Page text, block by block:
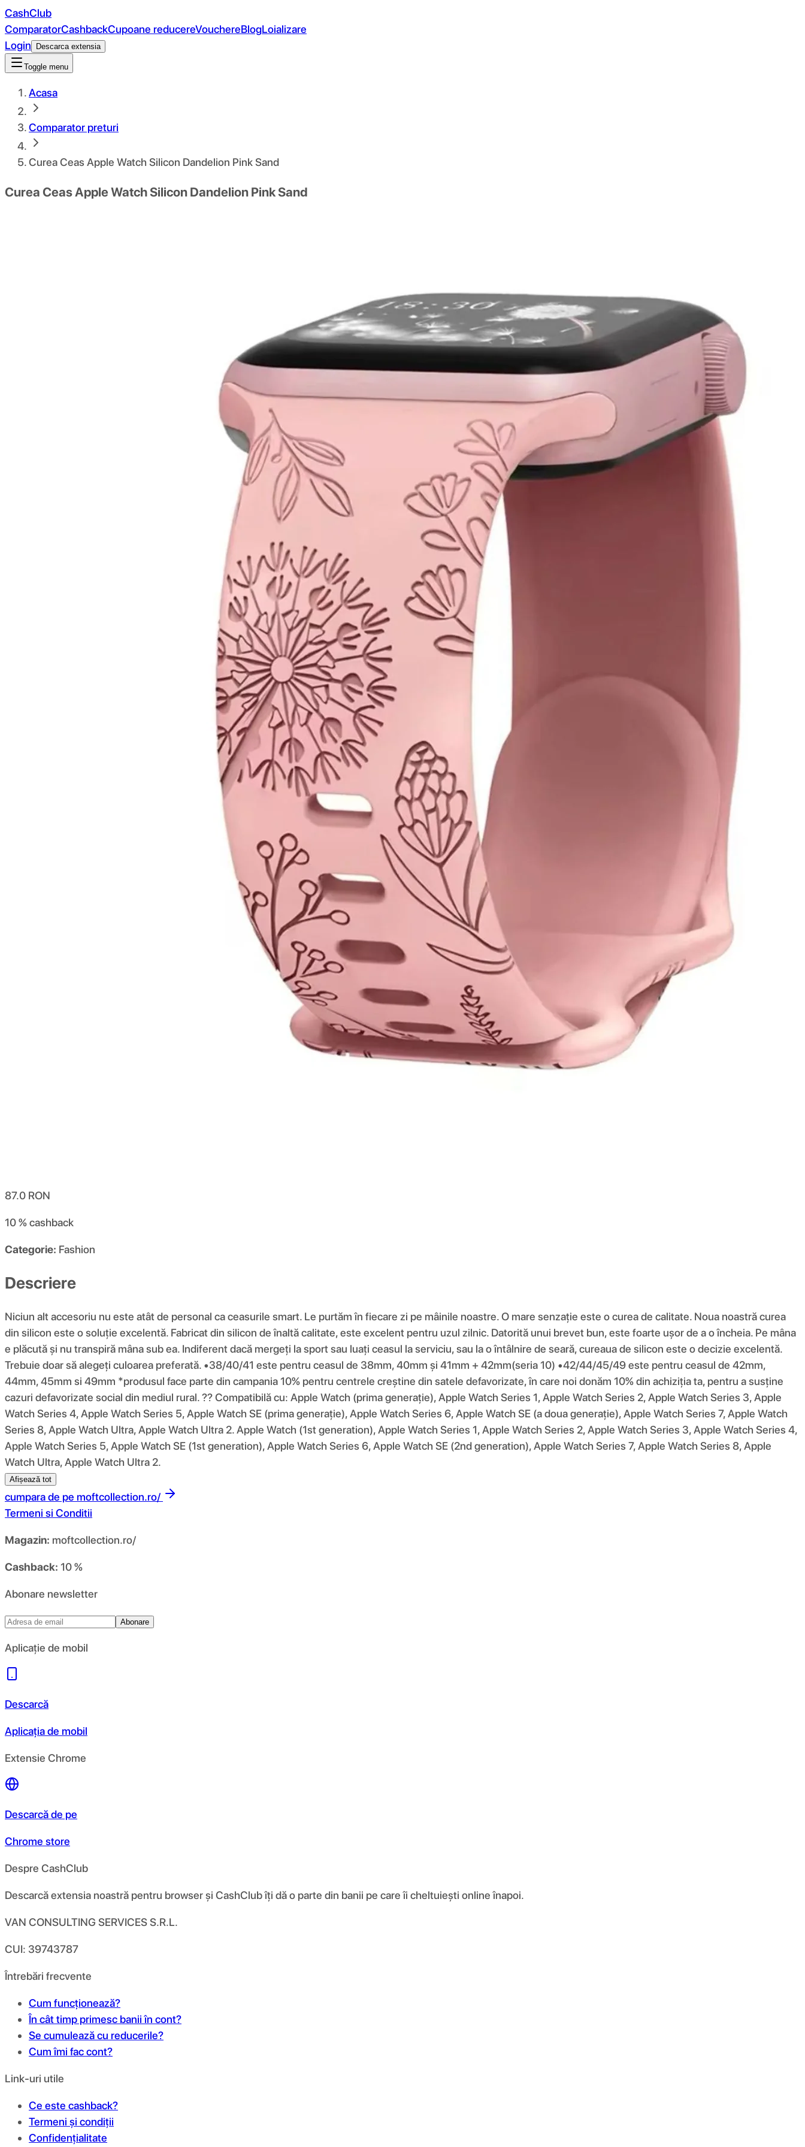
CashClub
ComparatorCashbackCupoane reducereVouchereBlogLoializare
Login
Descarca extensia
Toggle menu
Acasa
Comparator preturi
Curea Ceas Apple Watch Silicon Dandelion Pink Sand
Curea Ceas Apple Watch Silicon Dandelion Pink Sand
87.0 RON
10 %cashback
Categorie: Fashion
Descriere
Niciun alt accesoriu nu este atât de personal ca ceasurile smart. Le purtăm în fiecare zi pe mâinile noastre. O mare senzație este o curea de calitate. Noua noastră curea
din silicon este o soluție excelentă. Fabricat din silicon de înaltă calitate, este excelent pentru uzul zilnic. Datorită unui brevet bun, este foarte ușor de a o încheia. Pe mâna
e plăcută și nu transpiră mâna sub ea. Indiferent dacă mergeți la sport sau luați ceasul la serviciu, sau la o întâlnire de seară, cureaua de silicon este o decizie excelentă.
Trebuie doar să alegeți culoarea preferată. •38/40/41 este pentru ceasul de 38mm, 40mm și 41mm + 42mm(seria 10) •42/44/45/49 este pentru ceasul de 42mm,
44mm, 45mm si 49mm *produsul face parte din campania 10% pentru centrele creștine din satele defavorizate, în care noi donăm 10% din achiziția ta, pentru a susține
cazuri defavorizate social din mediul rural. ?? Compatibilă cu: Apple Watch (prima generație), Apple Watch Series 1, Apple Watch Series 2, Apple Watch Series 3, Apple
Watch Series 4, Apple Watch Series 5, Apple Watch SE (prima generație), Apple Watch Series 6, Apple Watch SE (a doua generație), Apple Watch Series 7, Apple Watch
Series 8, Apple Watch Ultra, Apple Watch Ultra 2. Apple Watch (1st generation), Apple Watch Series 1, Apple Watch Series 2, Apple Watch Series 3, Apple Watch Series 4,
Apple Watch Series 5, Apple Watch SE (1st generation), Apple Watch Series 6, Apple Watch SE (2nd generation), Apple Watch Series 7, Apple Watch Series 8, Apple
Watch Ultra, Apple Watch Ultra 2.
Afișează tot
cumpara de pe moftcollection.ro/
Termeni si Conditii
Magazin: moftcollection.ro/
Cashback: 10 %
Abonare newsletter
Abonare
Aplicație de mobil
Descarcă
Aplicația de mobil
Extensie Chrome
Descarcă de pe
Chrome store
Despre CashClub
Descarcă extensia noastră pentru browser și CashClub îți dă o parte din banii pe care îi cheltuiești online înapoi.
VAN CONSULTING SERVICES S.R.L.
CUI: 39743787
Întrebări frecvente
Cum funcționează?
În cât timp primesc banii în cont?
Se cumulează cu reducerile?
Cum îmi fac cont?
Link-uri utile
Ce este cashback?
Termeni și condiții
Confidențialitate